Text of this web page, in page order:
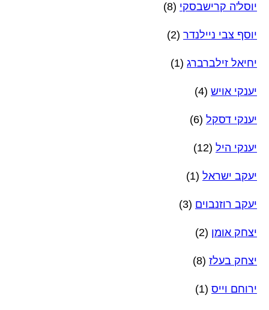
יוסל'ה קרישבסקי (8)
יוסף צבי ניילנדר (2)
יחיאל זילברברג (1)
יענקי אויש (4)
יענקי דסקל (6)
יענקי היל (12)
יעקב ישראל (1)
יעקב רוזנבוים (3)
יצחק אומן (2)
יצחק בעלז (8)
ירוחם וייס (1)